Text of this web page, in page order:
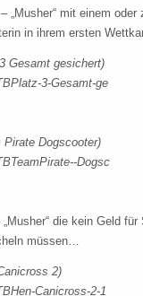
„Musher“ mit einem
in ihrem ersten
Gesamt gesichert)
Pirate Dogscooter)
die kein Geld
müssen…
2)